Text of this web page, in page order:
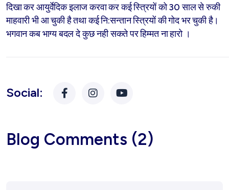
दिखा कर आयुर्वेदिक इलाज करवा कर कई स्त्रियों को 30 साल से रुकी
माहवारी भी आ चुकी है तथा कई नि:सन्तान स्त्रियों की गोद भर चुकी है।
भगवान कब भाग्य बदल दे कुछ नही सकते पर हिम्मत ना हारो ।
Social:
Blog Comments (2)